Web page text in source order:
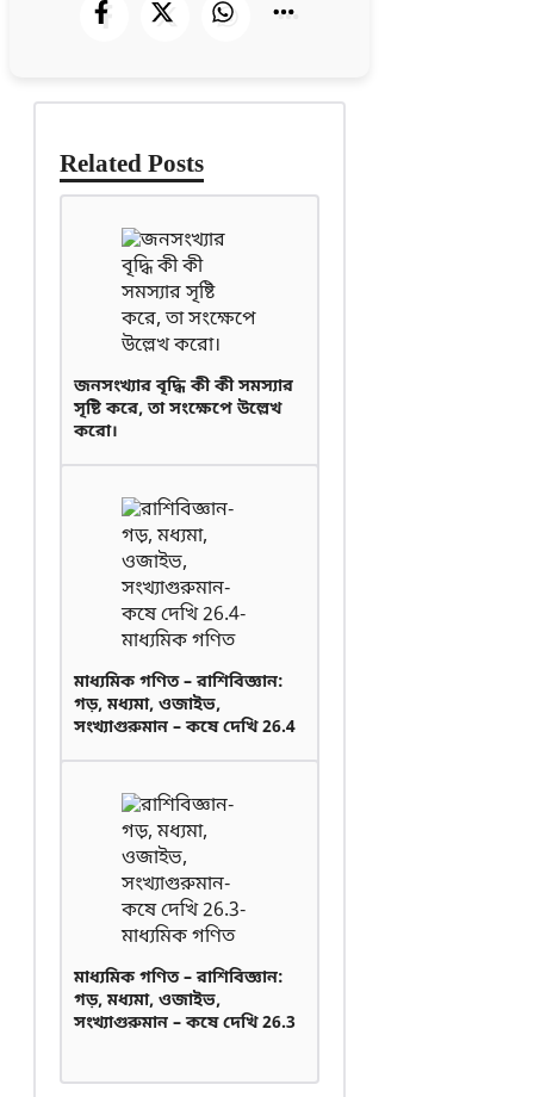
Related Posts
জনসংখ্যার বৃদ্ধি কী কী সমস্যার
সৃষ্টি করে, তা সংক্ষেপে উল্লেখ
করো।
মাধ্যমিক গণিত – রাশিবিজ্ঞান:
গড়, মধ্যমা, ওজাইভ,
সংখ্যাগুরুমান – কষে দেখি 26.4
মাধ্যমিক গণিত – রাশিবিজ্ঞান:
গড়, মধ্যমা, ওজাইভ,
সংখ্যাগুরুমান – কষে দেখি 26.3